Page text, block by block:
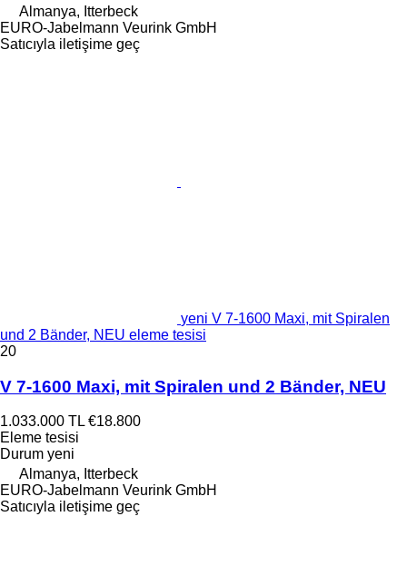
Almanya, Itterbeck
EURO-Jabelmann Veurink GmbH
Satıcıyla iletişime geç
yeni V 7-1600 Maxi, mit Spiralen
und 2 Bänder, NEU eleme tesisi
20
V 7-1600 Maxi, mit Spiralen und 2 Bänder, NEU
1.033.000 TL €18.800
Eleme tesisi
Durum yeni
Almanya, Itterbeck
EURO-Jabelmann Veurink GmbH
Satıcıyla iletişime geç